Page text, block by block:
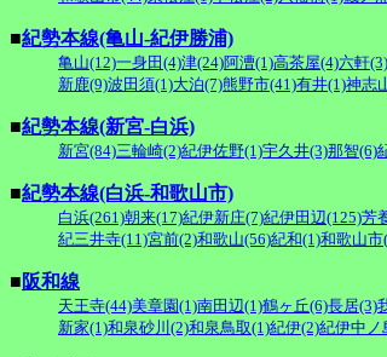
■紀勢本線(亀山-紀伊勝浦)
亀山(12)一身田(4)津(24)阿漕(1)高茶屋(4)六軒(3)
新鹿(9)波田須(1)大泊(7)熊野市(41)有井(1)神志
■紀勢本線(新宮-白浜)
新宮(84)三輪崎(2)紀伊佐野(1)宇久井(3)那智(6)
■紀勢本線(白浜-和歌山市)
白浜(261)朝来(17)紀伊新庄(7)紀伊田辺(125)芳
紀三井寺(11)宮前(2)和歌山(56)紀和(1)和歌山市
■阪和線
天王寺(44)美章園(1)南田辺(1)鶴ヶ丘(6)長居(3)
新家(1)和泉砂川(2)和泉鳥取(1)紀伊(2)紀伊中ノ